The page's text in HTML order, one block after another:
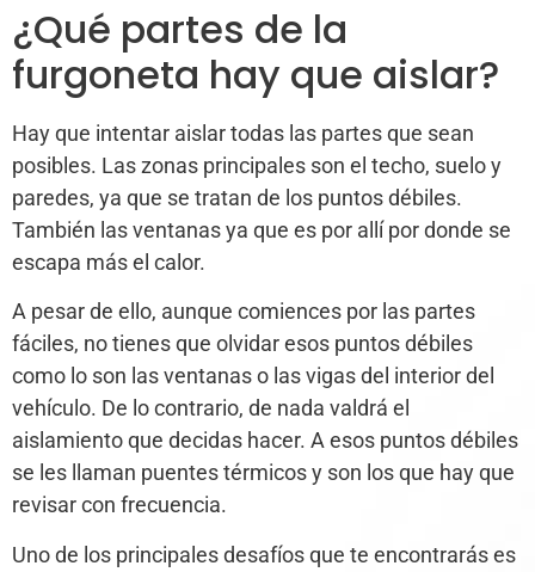
¿Qué partes de la
furgoneta hay que aislar?
Hay que intentar aislar todas las partes que sean
posibles. Las zonas principales son el techo, suelo y
paredes, ya que se tratan de los puntos débiles.
También las ventanas ya que es por allí por donde se
escapa más el calor.
A pesar de ello, aunque comiences por las partes
fáciles, no tienes que olvidar esos puntos débiles
como lo son las ventanas o las vigas del interior del
vehículo. De lo contrario, de nada valdrá el
aislamiento que decidas hacer. A esos puntos débiles
se les llaman puentes térmicos y son los que hay que
revisar con frecuencia.
Uno de los principales desafíos que te encontrarás es